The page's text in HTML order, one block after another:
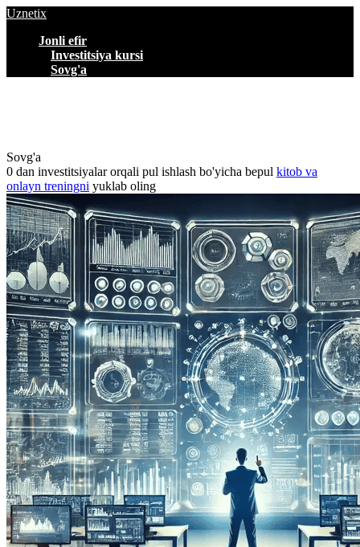
Uznetix
Jonli efir
Investitsiya kursi
Sovg'a
Sovg'a
0 dan investitsiyalar orqali pul ishlash bo'yicha bepul kitob va
onlayn treningni yuklab oling